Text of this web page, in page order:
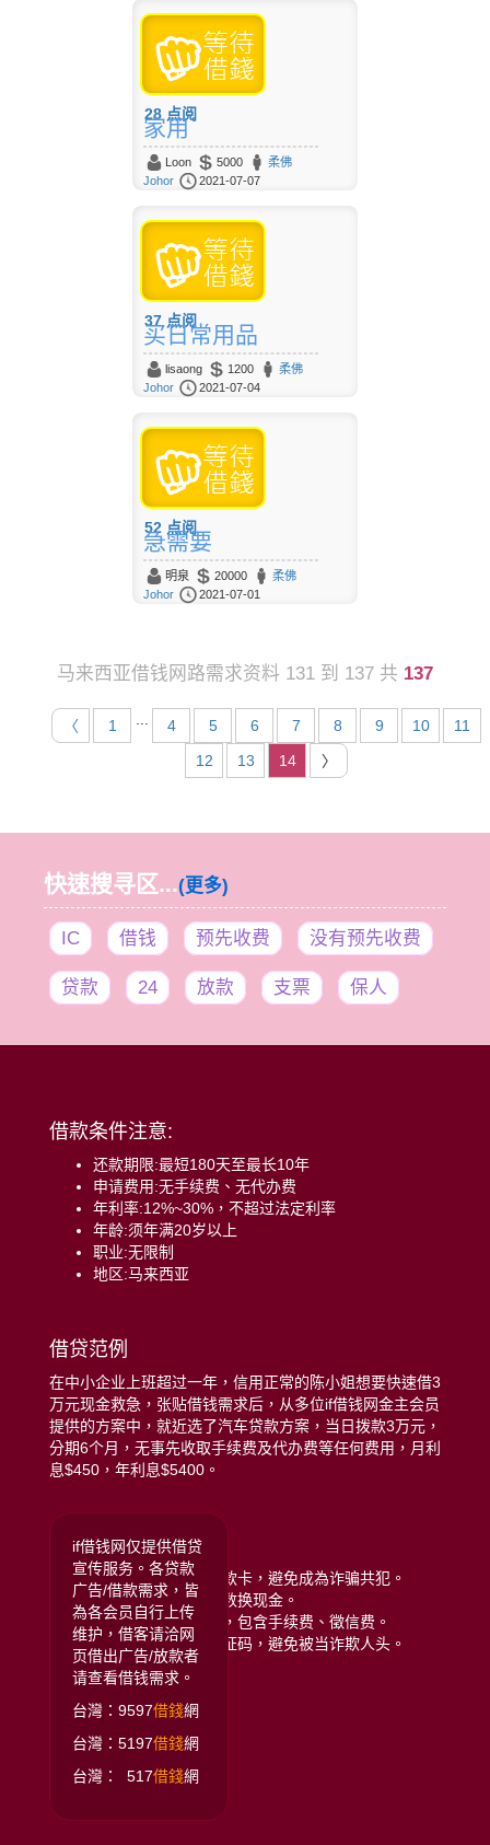
28 点阅
家用
Loon 5000
柔佛
Johor
2021-07-07
37 点阅
买日常用品
lisaong 1200
柔佛
Johor
2021-07-04
52 点阅
急需要
明泉 20000
柔佛
Johor
2021-07-01
马来西亚借钱网路需求资料 131 到 137 共 137
〈 1 4 5 6 7 8 9 10
11
12
13 14 〉
快速搜寻区...(更多)
IC 借钱 预先收费 没有预先收费
贷款 24 放款 支票 保人
借款条件注意:
还款期限:最短180天至最长10年
申请费用:无手续费、无代办费
年利率:12%~30%，不超过法定利率
年龄:须年满20岁以上
职业:无限制
地区:马来西亚
借贷范例
在中小企业上班超过一年，信用正常的陈小姐想要快速借3
万元现金救急，张贴借钱需求后，从多位if借钱网金主会员
提供的方案中，就近选了汽车贷款方案，当日拨款3万元，
分期6个月，无事先收取手续费及代办费等任何费用，月利
息$450，年利息$5400。
远离贷款诈骗注意:
拒绝给予银行存摺或提款卡，避免成為诈骗共犯。
拒绝任何类型的储值点数换现金。
拒绝给付任何名义费用，包含手续费、徵信费。
拒绝提供门号或手机验证码，避免被当诈欺人头。
if借钱网仅提供借贷
宣传服务。各贷款
广告/借款需求，皆
為各会员自行上传
维护，借客请洽网
页借出广告/放款者
请查看借钱需求。
台灣：9597借錢網
台灣：5197借錢網
台灣： 517借錢網